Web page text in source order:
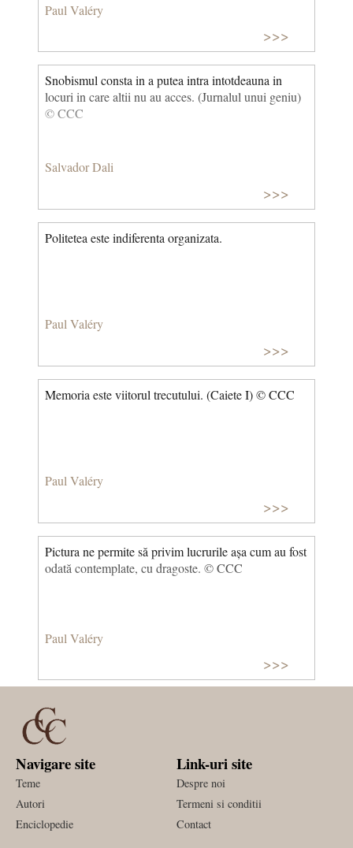
Paul Valéry
>>>
Snobismul consta in a putea intra intotdeauna in
locuri in care altii nu au acces. (Jurnalul unui geniu)
© CCC
Salvador Dali
>>>
Politetea este indiferenta organizata.
Paul Valéry
>>>
Memoria este viitorul trecutului. (Caiete I) © CCC
Paul Valéry
>>>
Pictura ne permite să privim lucrurile așa cum au fost
odată contemplate, cu dragoste. © CCC
Paul Valéry
>>>
Navigare site
Teme
Autori
Enciclopedie
Link-uri site
Despre noi
Termeni si conditii
Contact